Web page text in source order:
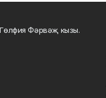
Фәрвәҗ кызы.